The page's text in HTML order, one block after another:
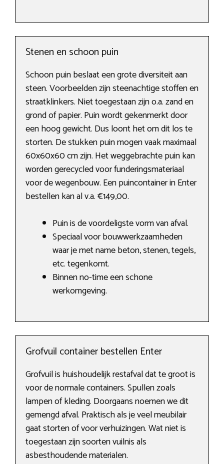
Stenen en schoon puin
Schoon puin beslaat een grote diversiteit aan
steen. Voorbeelden zijn steenachtige stoffen en
straatklinkers. Niet toegestaan zijn o.a. zand en
grond of papier. Puin wordt gekenmerkt door
een hoog gewicht. Dus loont het om dit los te
storten. De stukken puin mogen vaak maximaal
60x60x60 cm zijn. Het weggebrachte puin kan
worden gerecycled voor funderingsmateriaal
voor de wegenbouw. Een puincontainer in Enter
bestellen kan al v.a. €149,00.
Puin is de voordeligste vorm van afval.
Speciaal voor bouwwerkzaamheden
waar je met name beton, stenen, tegels,
etc. tegenkomt.
Binnen no-time een schone
werkomgeving.
Grofvuil container bestellen Enter
Grofvuil is huishoudelijk restafval dat te groot is
voor de normale containers. Spullen zoals
lampen of kleding. Doorgaans noemen we dit
gemengd afval. Praktisch als je veel meubilair
gaat storten of voor verhuizingen. Wat niet is
toegestaan zijn soorten vuilnis als
asbesthoudende materialen.